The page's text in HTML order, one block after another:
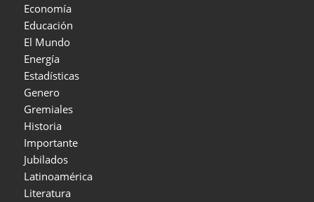
Economía
Educación
El Mundo
Energía
Estadísticas
Genero
Gremiales
Historia
Importante
Jubilados
Latinoamérica
Literatura